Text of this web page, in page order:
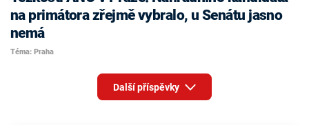
na primátora zřejmě vybralo, u Senátu jasno
nemá
Téma: Praha
Další příspěvky